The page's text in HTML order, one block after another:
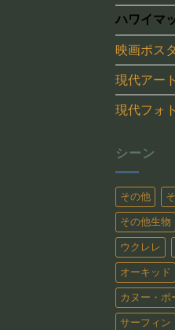
ハワイマ
映画ポス
現代アート
現代フォト
シーン
その他
その他生物
ウクレレ
オーキッド
カヌー・ボ
サーフィン